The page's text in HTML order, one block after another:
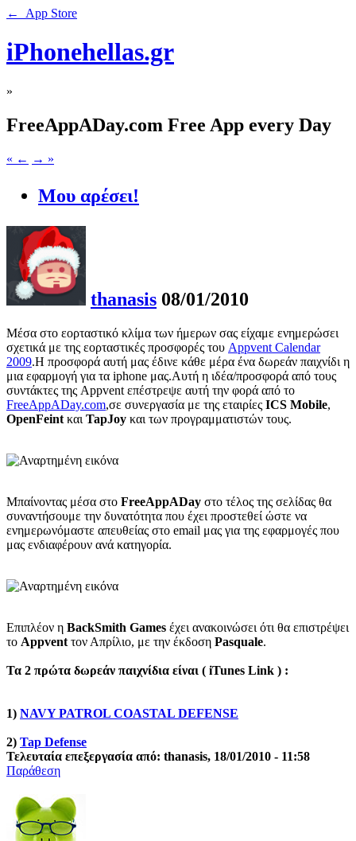
← App Store
iPhonehellas.gr
»
FreeAppADay.com Free App every Day
« ← → »
Μου αρέσει!
thanasis 08/01/2010
Μέσα στο εορταστικό κλίμα των ήμερων σας είχαμε ενημερώσει
σχετικά με της εορταστικές προσφορές του Appvent Calendar
2009.Η προσφορά αυτή μας έδινε κάθε μέρα ένα δωρεάν παιχνίδι η
μια εφαρμογή για τα iphone μας.Αυτή η ιδέα/προσφορά από τους
συντάκτες της Appvent επέστρεψε αυτή την φορά από το
FreeAppADay.com,σε συνεργασία με της εταιρίες ICS Mobile,
OpenFeint και TapJoy και των προγραμματιστών τους.
Μπαίνοντας μέσα στο FreeAppADay στο τέλος της σελίδας θα
συναντήσουμε την δυνατότητα που έχει προστεθεί ώστε να
ενημερωνόμαστε απευθείας στο email μας για της εφαρμογές που
μας ενδιαφέρουν ανά κατηγορία.
Επιπλέον η BackSmith Games έχει ανακοινώσει ότι θα επιστρέψει
τo Appvent τον Απρίλιο, με την έκδοση Pasquale.
Τα 2 πρώτα δωρεάν παιχνίδια είναι ( iTunes Link ) :
1) NAVY PATROL COASTAL DEFENSE
2) Tap Defense
Τελευταία επεξεργασία από: thanasis, 18/01/2010 - 11:58
Παράθεση